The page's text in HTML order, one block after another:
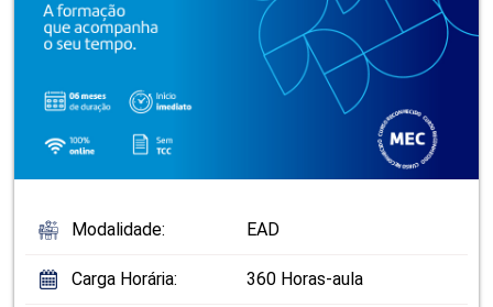
Modalidade: EAD
Carga Horária: 360 Horas-aula